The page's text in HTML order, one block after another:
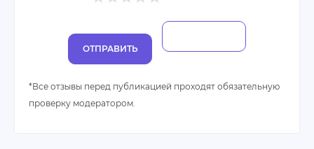
ОТПРАВИТЬ
*Все отзывы перед публикацией проходят обязательную
проверку модератором.